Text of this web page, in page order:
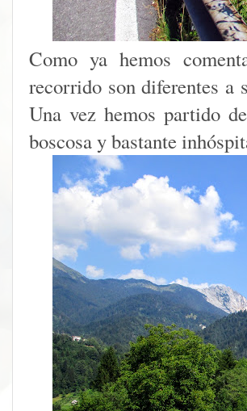
Como ya hemos
recorrido son diferentes a
Una vez hemos partido
boscosa y bastante